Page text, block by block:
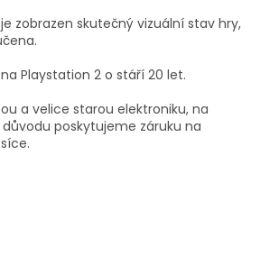
zobrazen skutečný vizuální stav hry,
Playstation 2 o stáří 20 let.
a velice starou elektroniku, na
poskytujeme záruku na